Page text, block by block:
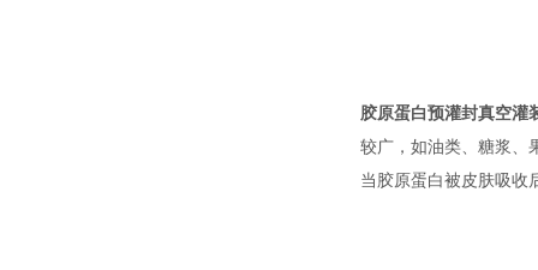
胶原蛋白预灌封真空灌
较广，如油类、糖浆、
当胶原蛋白被皮肤吸收